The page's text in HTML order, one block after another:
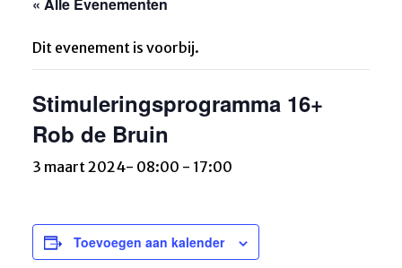
Dit evenement is voorbij.
Stimuleringsprogramma 16+
Rob de Bruin
3 maart 2024- 08:00 - 17:00
Toevoegen aan kalender